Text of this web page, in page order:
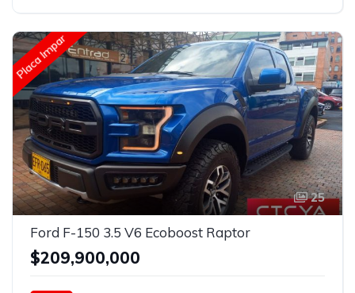
Placa Impar
25
Ford F-150 3.5 V6 Ecoboost Raptor
$209,900,000